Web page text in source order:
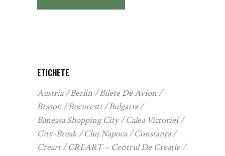
ETICHETE
Austria Berlin
Bilete De Avion
Brasov
Bucuresti
Bulgaria
Băneasa Shopping City
Calea Victoriei
City-Break
Cluj Napoca
Constanța
Creart
CREART – Centrul De Creație